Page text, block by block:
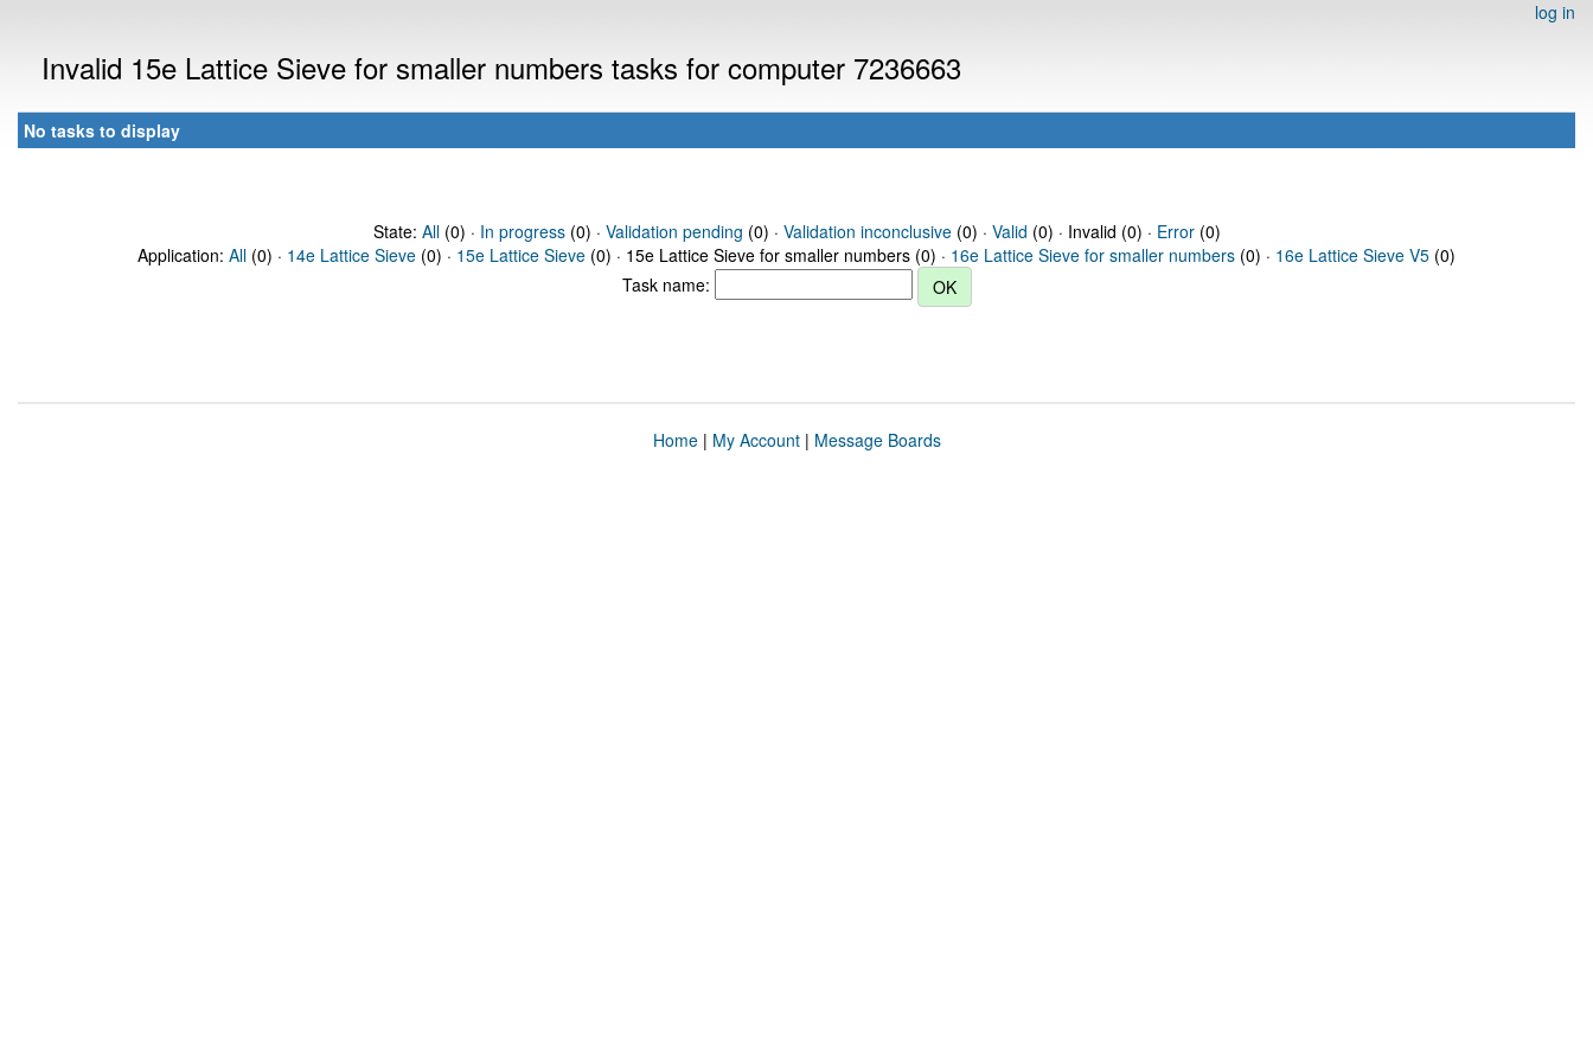
log in
Invalid 15e Lattice Sieve for smaller numbers tasks for computer 7236663
No tasks to display
State: All(0) · In progress(0) · Validation pending (0) · Validation inconclusive(0) · Valid (0) · Invalid (0) · Error(0)
Application: All (0) · 14e Lattice Sieve (0) · 15e Lattice Sieve (0) · 15e Lattice Sieve for smaller numbers (0) · 16e Lattice Sieve for smaller numbers (0) · 16e Lattice Sieve V5 (0)
Task name:
Home| My Account| Message Boards